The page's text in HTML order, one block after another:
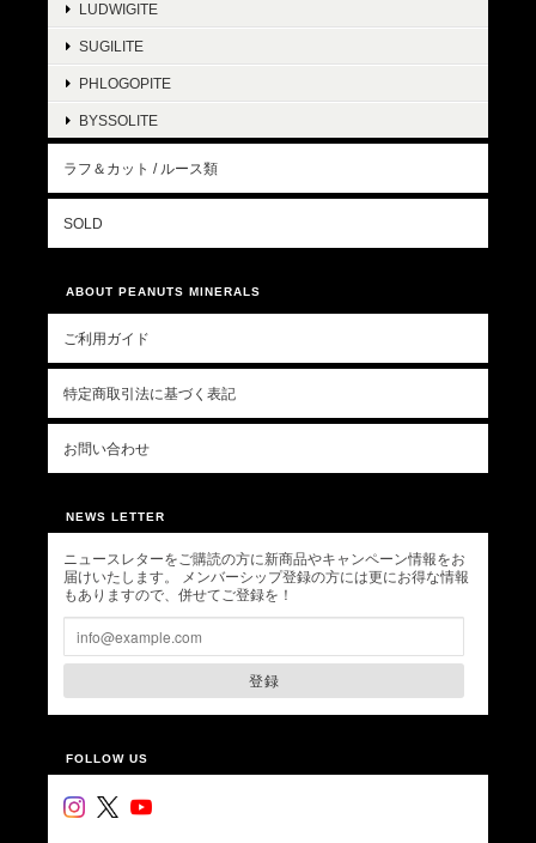
LUDWIGITE
SUGILITE
PHLOGOPITE
BYSSOLITE
ラフ＆カット / ルース類
SOLD
ABOUT PEANUTS MINERALS
ご利用ガイド
特定商取引法に基づく表記
お問い合わせ
NEWS LETTER
ニュースレターをご購読の方に新商品やキャンペーン情報をお
届けいたします。 メンバーシップ登録の方には更にお得な情報
もありますので、併せてご登録を！
登録
FOLLOW US